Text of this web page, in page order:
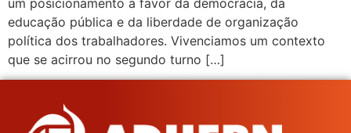
educação pública e da liberdade de organização
política dos trabalhadores. Vivenciamos um contexto
que se acirrou no segundo turno […]